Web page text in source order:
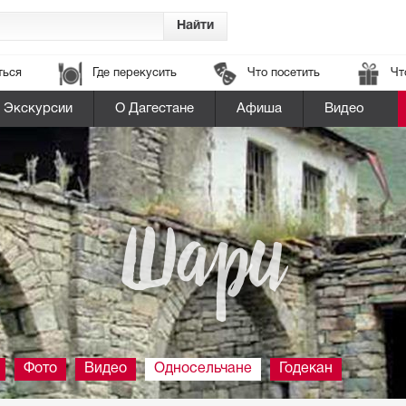
Где перекусить Что посетить
Экскурсии О Дагестане Афиша Видео
Шари
Фото Видео Односельчане Годекан